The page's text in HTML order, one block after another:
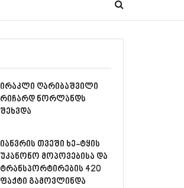
ირაკლი ღარიბაშვილი
რიჩარდ ნორლანდს
შეხვდა
იანვრის თვეში ხე-ტყის
უკანონო მოპოვებისა და
ტრანსპორტირების 420
ფაქტი გამოვლინდა